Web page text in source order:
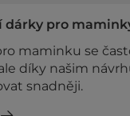
dárky pro
maminku se
díky našim
snadněji.